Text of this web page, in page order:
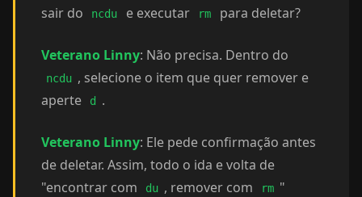
sair do
ncdu e executar rm para deletar?
Veterano Linny: Não precisa. Dentro do
ncdu , selecione o item que quer remover e
aperte
d .
Veterano Linny: Ele pede confirmação antes
de deletar. Assim, todo o ida e volta de
"encontrar com
du , remover com rm "